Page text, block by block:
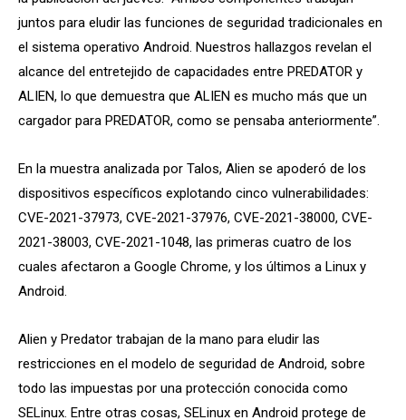
juntos para eludir las funciones de seguridad tradicionales en
el sistema operativo Android. Nuestros hallazgos revelan el
alcance del entretejido de capacidades entre PREDATOR y
ALIEN, lo que demuestra que ALIEN es mucho más que un
cargador para PREDATOR, como se pensaba anteriormente”.
En la muestra analizada por Talos, Alien se apoderó de los
dispositivos específicos explotando cinco vulnerabilidades:
CVE-2021-37973, CVE-2021-37976, CVE-2021-38000, CVE-
2021-38003, CVE-2021-1048, las primeras cuatro de los
cuales afectaron a Google Chrome, y los últimos a Linux y
Android.
Alien y Predator trabajan de la mano para eludir las
restricciones en el modelo de seguridad de Android, sobre
todo las impuestas por una protección conocida como
SELinux. Entre otras cosas, SELinux en Android protege de